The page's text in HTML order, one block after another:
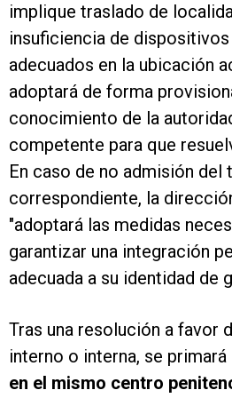
implique traslado de
insuficiencia de
adecuados en la ubicación
adoptará de forma
conocimiento de la
competente para que
En caso de no admisión del
correspondiente, la
"adoptará las medidas
garantizar una integración
adecuada a su identidad de
Tras una resolución a favor
interno o interna, se primará
en el mismo centro